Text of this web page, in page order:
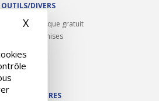
X Masquer le bandeau des
OUTILS/DIVERS
contrôle technique gratuit
Remises
Contact
PARTENAIRES